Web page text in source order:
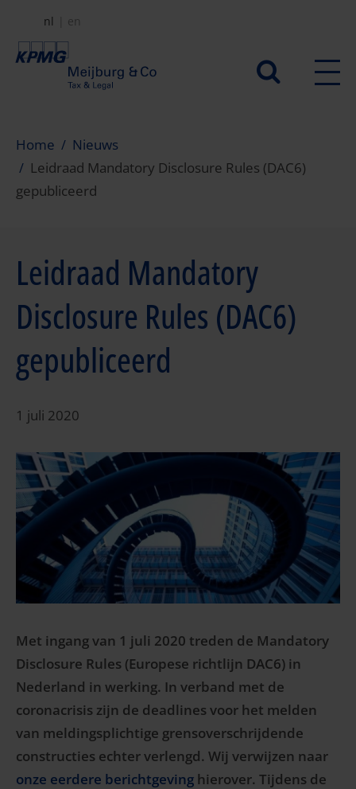
naar
Secundair
nl en
Home
Nieuws
Leidraad Mandatory Disclosure Rules (DAC6)
gepubliceerd
Leidraad Mandatory
Disclosure Rules (DAC6)
gepubliceerd
1 juli 2020
Met ingang van 1 juli 2020 treden de Mandatory
Disclosure Rules (Europese richtlijn DAC6) in
Nederland in werking. In verband met de
coronacrisis zijn de deadlines voor het melden
van meldingsplichtige grensoverschrijdende
constructies echter verlengd. Wij verwijzen naar
onze eerdere berichtgeving hierover. Tijdens de